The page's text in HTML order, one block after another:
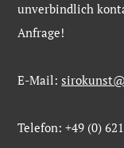
unverbindlich
Anfrage!
E-Mail:
Telefon: +49 (0)